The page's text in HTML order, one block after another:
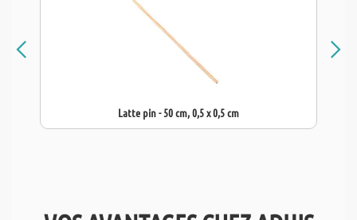
Latte pin - 50 cm, 0,5 x 0,5 cm